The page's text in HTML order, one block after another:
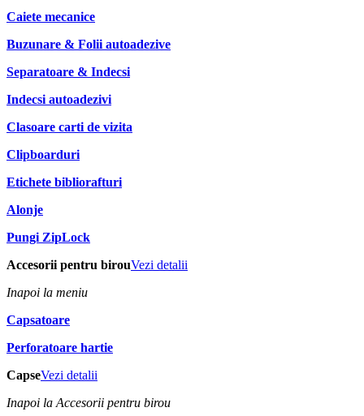
Caiete mecanice
Buzunare & Folii autoadezive
Separatoare & Indecsi
Indecsi autoadezivi
Clasoare carti de vizita
Clipboarduri
Etichete bibliorafturi
Alonje
Pungi ZipLock
Accesorii pentru birouVezi detalii
Inapoi la meniu
Capsatoare
Perforatoare hartie
CapseVezi detalii
Inapoi la Accesorii pentru birou